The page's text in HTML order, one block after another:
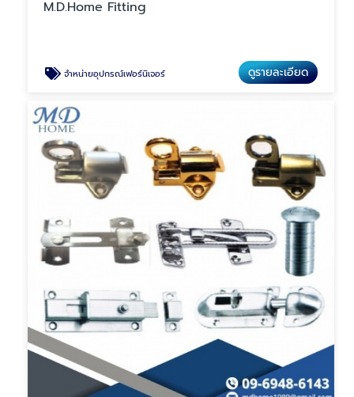
M.D.Home Fitting
จำหน่ายอุปกรณ์เฟอร์นิเจอร์ ดูรายละเอียด